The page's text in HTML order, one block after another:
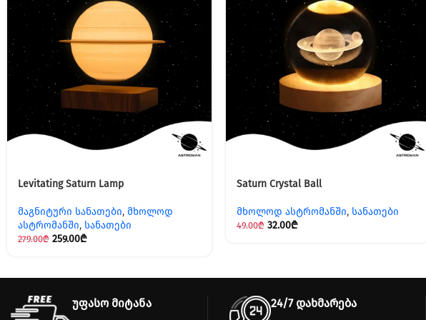
Levitating Saturn Lamp
მაგნიტური სანათები, მხოლოდ
ასტრომანში, სანათები
279.00₾ 259.00₾
Saturn Crystal Ball
მხოლოდ ასტრომანში, სანათები
49.00₾ 32.00₾
უფასო მიტანა 24/7 დახმარება